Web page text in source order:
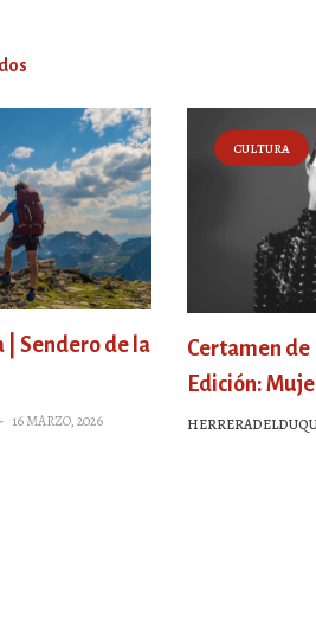
| Sendero de la
- 16 MARZO, 2026
CULTURA
Certamen de
Edición: